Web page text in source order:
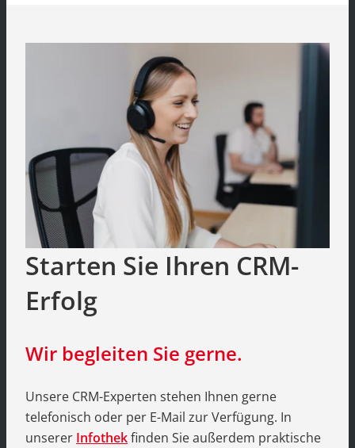
Starten Sie Ihren CRM-
Erfolg
Wir begleiten Sie gerne.
Unsere CRM-Experten stehen Ihnen gerne
telefonisch oder per E-Mail zur Verfügung. In
unserer Infothekfinden Sie außerdem praktische